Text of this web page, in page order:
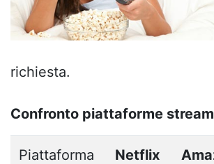
richiesta.
Confronto piattaforme
Piattaforma Netflix